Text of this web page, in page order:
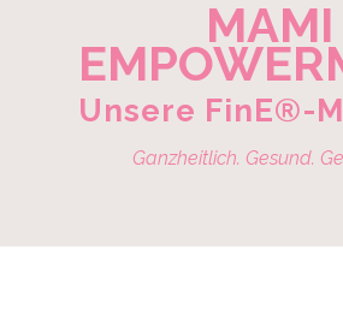
MAMI
Unsere FinE®-
Ganzheitlich. Gesund.